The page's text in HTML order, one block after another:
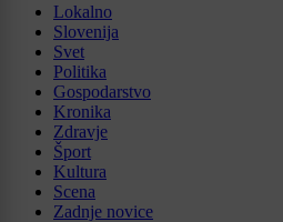
Lokalno
Slovenija
Svet
Politika
Gospodarstvo
Kronika
Zdravje
Šport
Kultura
Scena
Zadnje novice